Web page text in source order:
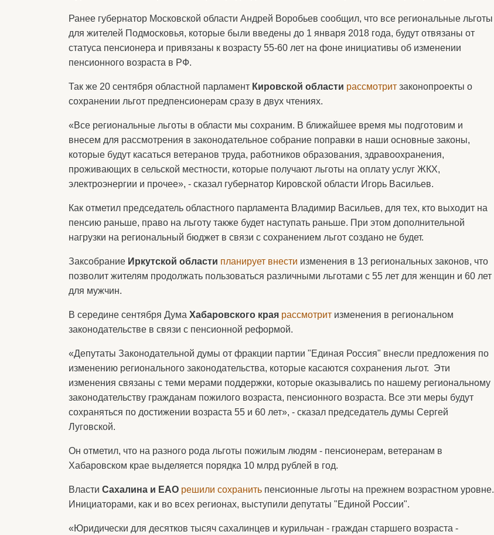
Ранее губернатор Московской области Андрей Воробьев сообщил, что все региональные льготы
для жителей Подмосковья, которые были введены до 1 января 2018 года, будут отвязаны от
статуса пенсионера и привязаны к возрасту 55-60 лет на фоне инициативы об изменении
пенсионного возраста в РФ.
Так же 20 сентября областной парламент Кировской области рассмотрит законопроекты о
сохранении льгот предпенсионерам сразу в двух чтениях.
«Все региональные льготы в области мы сохраним. В ближайшее время мы подготовим и
внесем для рассмотрения в законодательное собрание поправки в наши основные законы,
которые будут касаться ветеранов труда, работников образования, здравоохранения,
проживающих в сельской местности, которые получают льготы на оплату услуг ЖКХ,
электроэнергии и прочее», - сказал губернатор Кировской области Игорь Васильев.
Как отметил председатель областного парламента Владимир Васильев, для тех, кто выходит на
пенсию раньше, право на льготу также будет наступать раньше. При этом дополнительной
нагрузки на региональный бюджет в связи с сохранением льгот создано не будет.
Заксобрание Иркутской области планирует внести изменения в 13 региональных законов, что
позволит жителям продолжать пользоваться различными льготами с 55 лет для женщин и 60 лет
для мужчин.
В середине сентября Дума Хабаровского края рассмотрит изменения в региональном
законодательстве в связи с пенсионной реформой.
«Депутаты Законодательной думы от фракции партии "Единая Россия" внесли предложения по
изменению регионального законодательства, которые касаются сохранения льгот. Эти
изменения связаны с теми мерами поддержки, которые оказывались по нашему региональному
законодательству гражданам пожилого возраста, пенсионного возраста. Все эти меры будут
сохраняться по достижении возраста 55 и 60 лет», - сказал председатель думы Сергей
Луговской.
Он отметил, что на разного рода льготы пожилым людям - пенсионерам, ветеранам в
Хабаровском крае выделяется порядка 10 млрд рублей в год.
Власти Сахалина и ЕАО решили сохранить пенсионные льготы на прежнем возрастном уровне.
Инициаторами, как и во всех регионах, выступили депутаты "Единой России".
«Юридически для десятков тысяч сахалинцев и курильчан - граждан старшего возраста -